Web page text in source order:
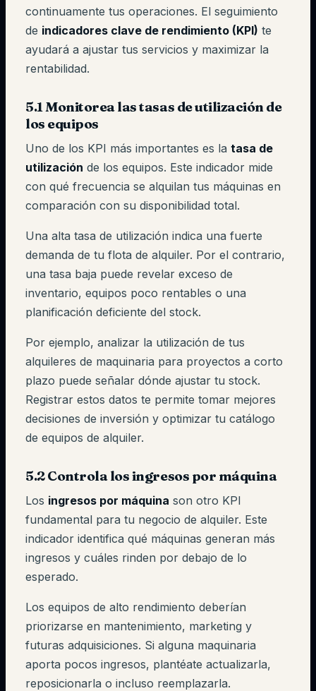
continuamente tus operaciones. El seguimiento
de indicadores clave de rendimiento (KPI) te
ayudará a ajustar tus servicios y maximizar la
rentabilidad.
5.1 Monitorea las tasas de utilización de
los equipos
Uno de los KPI más importantes es la tasa de
utilización de los equipos. Este indicador mide
con qué frecuencia se alquilan tus máquinas en
comparación con su disponibilidad total.
Una alta tasa de utilización indica una fuerte
demanda de tu flota de alquiler. Por el contrario,
una tasa baja puede revelar exceso de
inventario, equipos poco rentables o una
planificación deficiente del stock.
Por ejemplo, analizar la utilización de tus
alquileres de maquinaria para proyectos a corto
plazo puede señalar dónde ajustar tu stock.
Registrar estos datos te permite tomar mejores
decisiones de inversión y optimizar tu catálogo
de equipos de alquiler.
5.2 Controla los ingresos por máquina
Los ingresos por máquina son otro KPI
fundamental para tu negocio de alquiler. Este
indicador identifica qué máquinas generan más
ingresos y cuáles rinden por debajo de lo
esperado.
Los equipos de alto rendimiento deberían
priorizarse en mantenimiento, marketing y
futuras adquisiciones. Si alguna maquinaria
aporta pocos ingresos, plantéate actualizarla,
reposicionarla o incluso reemplazarla.